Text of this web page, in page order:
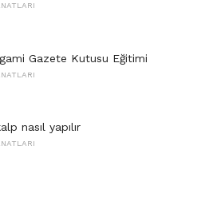
Gazete Kutusu Eğitimi
nasıl yapılır